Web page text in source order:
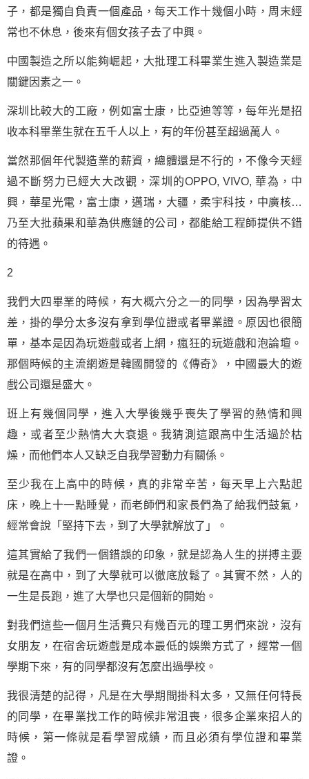
子，都是獨自負責一個產品，每天工作十幾個小時，周末經
常也不休息，後來有個女孩子去了中興。
中國製造之所以能夠崛起，大批理工科畢業生進入製造業是
關鍵因素之一。
深圳比較大的工廠，例如富士康，比亞迪等等，每年光是招
收本科畢業生就在五千人以上，有的年份甚至超過萬人。
當然那個年代製造業的薪資，總體還是不行的，不像今天經
過不斷努力已經大大改觀，深圳的OPPO, VIVO, 華為，中
興，華星光電，富士康，邁瑞，大疆，柔宇科技，中廣核…
乃至大批蘋果和華為供應鏈的公司，都能給工程師提供不錯
的待遇。
2
我們大四畢業的時候，有大概六分之一的同學，因為學習太
差，掛的學分太多沒有拿到學位證或者畢業證。原因也很簡
單，基本是因為玩遊戲或者上網，瘋狂的玩遊戲和泡論壇。
那個時候的主流網遊是韓國開發的《傳奇》，中國最大的遊
戲公司還是盛大。
班上有幾個同學，進入大學後幾乎喪失了學習的熱情和興
趣，或者至少熱情大大衰退。我猜測這跟高中生活過於枯
燥，而他們本人又缺乏自我學習動力有關係。
至少我在上高中的時候，真的非常辛苦，每天早上六點起
床，晚上十一點睡覺，而老師們和家長們為了給我們鼓氣，
經常會說「 堅持下去，到了大學就解放了」。
這其實給了我們一個錯誤的印象，就是認為人生的拼搏主要
就是在高中，到了大學就可以徹底放鬆了。其實不然，人的
一生是長跑，進了大學也只是個新的開始。
對我們這些一個月生活費只有幾百元的理工男們來說，沒有
女朋友，在宿舍玩遊戲是成本最低的娛樂方式了，經常一個
學期下來，有的同學都沒有怎麼出過學校。
我很清楚的記得，凡是在大學期間掛科太多，又無任何特長
的同學，在畢業找工作的時候非常沮喪，很多企業來招人的
時候，第一條就是看學習成績，而且必須有學位證和畢業
證。